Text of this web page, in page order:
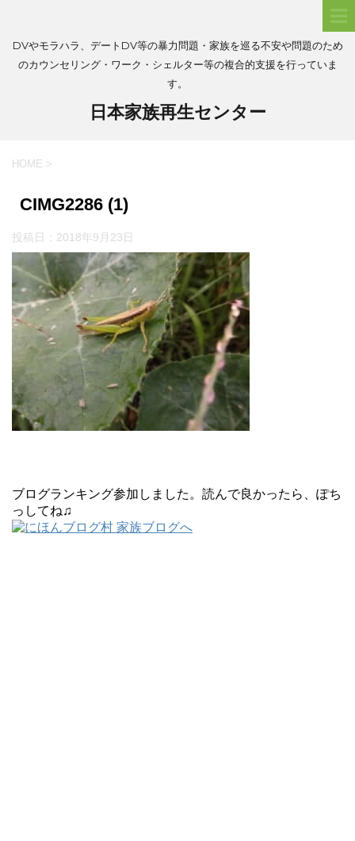
DVやモラハラ、デートDV等の暴力問題・家族を巡る不安や問題のため
のカウンセリング・ワーク・シェルター等の複合的支援を行っていま
す。
日本家族再生センター
HOME >
CIMG2286 (1)
投稿日： 2018年9月23日
ブログランキング参加しました。読んで良かったら、ぽち
っしてね♫